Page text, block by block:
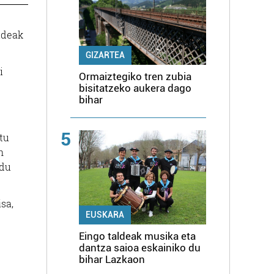
GIZARTEA
Ormaiztegiko tren zubia
bisitatzeko aukera dago
bihar
5
EUSKARA
Eingo taldeak musika eta
dantza saioa eskainiko du
bihar Lazkaon